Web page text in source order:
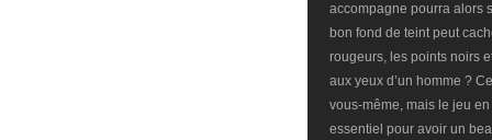
accompagne pourra alors
bon fond de teint peut
rougeurs, les points noirs
aux yeux d’un homme ?
vous-même, mais le jeu
essentiel pour avoir un